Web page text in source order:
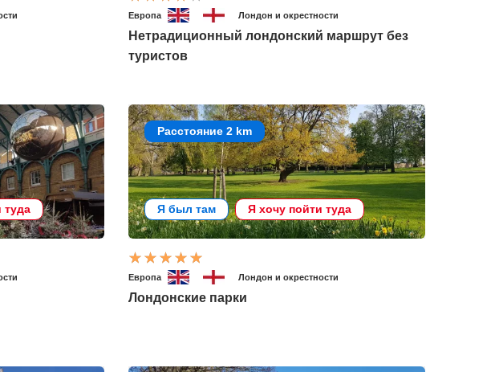
Европа Лондон и окрестности
Нетрадиционный лондонский маршрут без
туристов
туда
Расстояние 2 km
Я был там Я хочу пойти туда
Европа Лондон и окрестности
Лондонские парки